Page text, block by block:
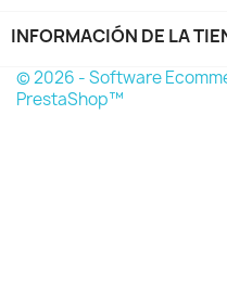
INFORMACIÓN DE LA
© 2026 - Software
PrestaShop™